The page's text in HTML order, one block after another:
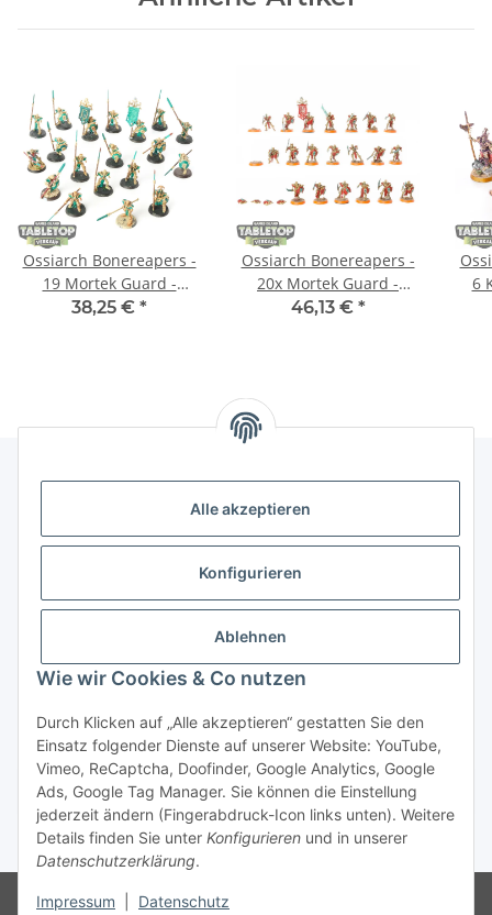
Alle akzeptieren
Konfigurieren
Ablehnen
Wie wir Cookies & Co nutzen
Durch Klicken auf „Alle akzeptieren“ gestatten Sie den
Einsatz folgender Dienste auf unserer Website: YouTube,
Vimeo, ReCaptcha, Doofinder, Google Analytics, Google
Ads, Google Tag Manager. Sie können die Einstellung
jederzeit ändern (Fingerabdruck-Icon links unten). Weitere
Details finden Sie unter Konfigurieren und in unserer
Datenschutzerklärung.
Impressum Datenschutz
Ossiarch Bonereapers -
19 Mortek Guard -
bemalt
38,25 € *
Ossiarch Bonereapers -
20x Mortek Guard -
bemalt
46,13 € *
6
Gesetzliche Informationen
Bestellung wiederrufen
* Alle Preise inkl. gesetzlicher USt., zzgl.Versand
Besucherzähler: 75377774